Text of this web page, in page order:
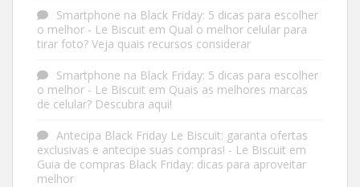
Smartphone na Black Friday: 5 dicas para escolher
o melhor - Le Biscuit em Qual o melhor celular para
tirar foto? Veja quais recursos considerar
Smartphone na Black Friday: 5 dicas para escolher
o melhor - Le Biscuit em Quais as melhores marcas
de celular? Descubra aqui!
Antecipa Black Friday Le Biscuit: garanta ofertas
exclusivas e antecipe suas compras! - Le Biscuit em
Guia de compras Black Friday: dicas para aproveitar
melhor